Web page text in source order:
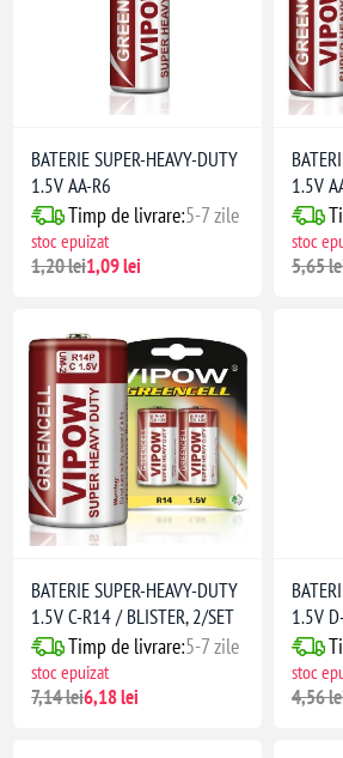
BATERIE SUPER-HEAVY-DUTY
1.5V AA-R6
Timp de livrare:5-7 zile
stoc epuizat
1,20 lei1,09 lei
1.5V
stoc
5,65
BATERIE SUPER-HEAVY-DUTY
1.5V C-R14 / BLISTER, 2/SET
Timp de livrare:5-7 zile
stoc epuizat
7,14 lei6,18 lei
1.5V
stoc
4,56